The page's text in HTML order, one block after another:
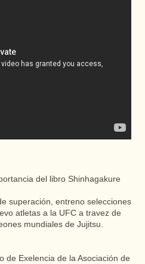
del libro Shinhagakure
superación, entreno selecciones
atletas a la UFC a travez de
mundiales de Jujitsu.
de Exelencia de la Asociación de